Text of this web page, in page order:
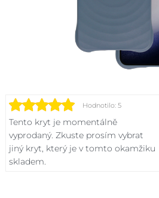
Hodnotilo: 5
Tento kryt je momentálně
vyprodaný. Zkuste prosím vybrat
jiný kryt, který je v tomto okamžiku
skladem.